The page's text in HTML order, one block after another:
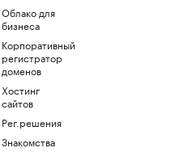
Облако для
бизнеса
Корпоративный
регистратор
доменов
Хостинг
сайтов
Рег.решения
Знакомства